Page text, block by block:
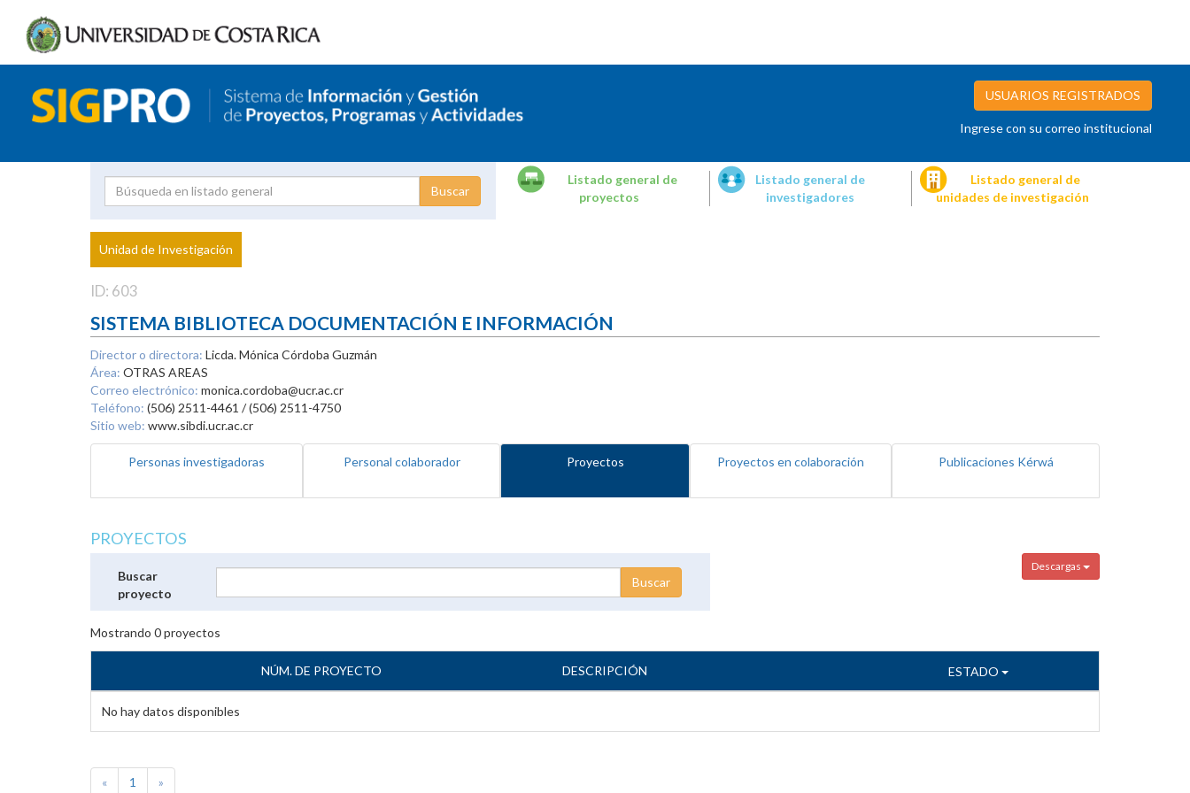
USUARIOS REGISTRADOS
Ingrese con su correo institucional
Proyecto
Investigador
Listado general de
proyectos
Listado general de
investigadores
Listado general de
unidades de investigación
Unidad de Investigación
ID: 603
SISTEMA BIBLIOTECA DOCUMENTACIÓN E INFORMACIÓN
Director o directora: Licda. Mónica Córdoba Guzmán
Área: OTRAS AREAS
Correo electrónico: monica.cordoba@ucr.ac.cr
Teléfono: (506) 2511-4461 / (506) 2511-4750
Sitio web: www.sibdi.ucr.ac.cr
Personas investigadoras Personal colaborador Proyectos Proyectos en colaboración Publicaciones Kérwá
PROYECTOS
Descargas
Buscar
proyecto
Mostrando 0proyectos
NÚM. DE PROYECTO DESCRIPCIÓN ESTADO
No hay datos disponibles
« 1 »